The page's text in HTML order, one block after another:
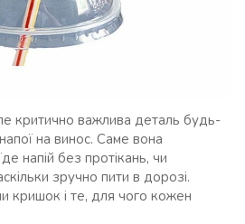
критично важлива деталь будь-
на винос. Саме вона
напій без протікань, чи
зручно пити в дорозі.
кришок і те, для чого кожен